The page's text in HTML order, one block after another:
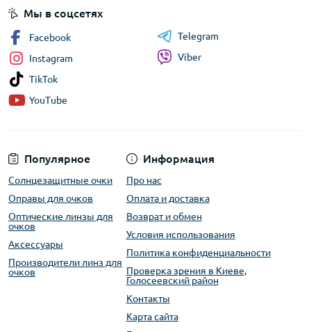
Популярное
Солнцезащитные очки
Оправы для очков
Оптические линзы для
очков
Аксессуары
Производители линз для
очков
Информация
Про нас
Оплата и доставка
Возврат и обмен
Условия использования
Политика конфиденциальности
Проверка зрения в Киеве,
Голосеевский район
Контакты
Карта сайта
Мы в соцсетях
Facebook
Instagram
TikTok
YouTube
Telegram
Viber